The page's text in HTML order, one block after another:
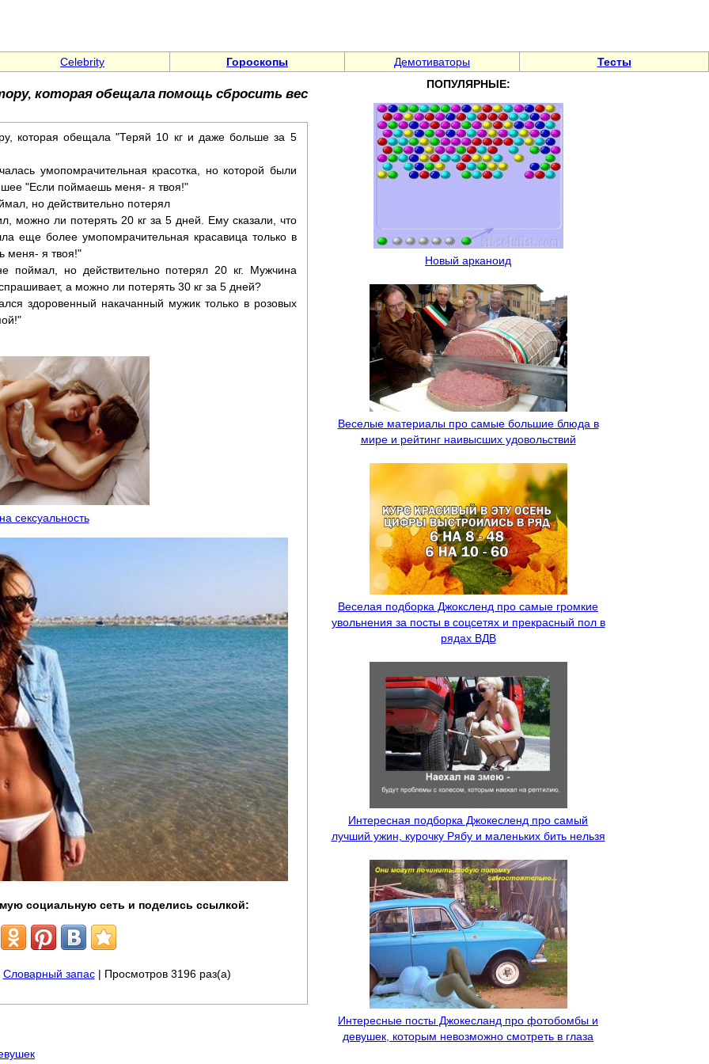
Celebrity Гороскопы Демотиваторы Тесты
которая обещала помощь сбросить вес
которая обещала "Теряй 10 кг и даже больше за 5
умопомрачительная красотка, но которой были
шее "Если поймаешь меня- я твоя!"
но действительно потерял
можно ли потерять 20 кг за 5 дней. Ему сказали, что
еще более умопомрачительная красавица только в
меня- я твоя!"
но действительно потерял 20 кг. Мужчина
а можно ли потерять 30 кг за 5 дней?
здоровенный накачанный мужик только в розовых
сексуальность
социальную сеть и поделись ссылкой:
Словарный запас| Просмотров 3196 раз(а)
ПОПУЛЯРНЫЕ:
Новый арканоид
Веселые материалы про самые большие блюда в
мире и рейтинг наивысших удовольствий
Веселая подборка Джоксленд про самые громкие
увольнения за посты в соцсетях и прекрасный пол в
рядах ВДВ
Интересная подборка Джокесленд про самый
лучший ужин, курочку Рябу и маленьких бить нельзя
Интересные посты Джокесланд про фотобомбы и
девушек, которым невозможно смотреть в глаза